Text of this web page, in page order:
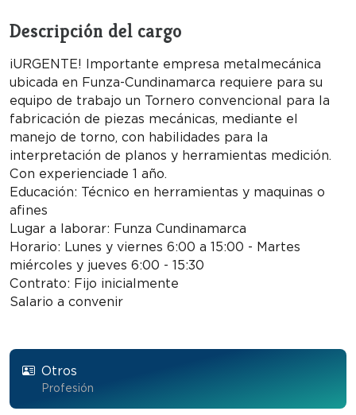
Descripción del cargo
¡URGENTE! Importante empresa metalmecánica
ubicada en Funza-Cundinamarca requiere para su
equipo de trabajo un Tornero convencional para la
fabricación de piezas mecánicas, mediante el
manejo de torno, con habilidades para la
interpretación de planos y herramientas medición.
Con experiencia de 1 año.
Educación: Técnico en herramientas y maquinas o
afines
Lugar a laborar: Funza Cundinamarca
Horario: Lunes y viernes 6:00 a 15:00 - Martes
miércoles y jueves 6:00 - 15:30
Contrato: Fijo inicialmente
Salario a convenir
Otros
Profesión